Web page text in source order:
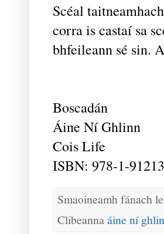
Scéal
corra is castaí sa
bhfeileann sé sin.
Boscadán
Áine Ní Ghlinn
Cois Life
ISBN: 978-1-
Smaoineamh fánach le
Clibeannaáine ní